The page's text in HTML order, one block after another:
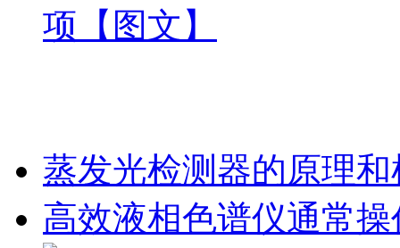
蒸发光检测器的原理
高效液相色谱仪通常